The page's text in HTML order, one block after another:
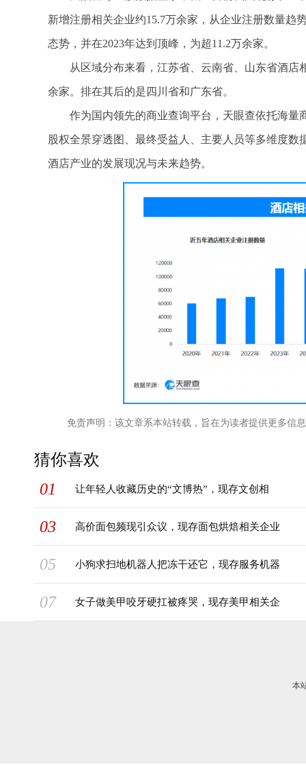
新增注册相关企业约15.7万余家，从企业注册数量趋
态势，并在2023年达到顶峰，为超11.2万余家。
从区域分布来看，江苏省、云南省、山东省酒店
余家。排在其后的是四川省和广东省。
作为国内领先的商业查询平台，天眼查依托海
股权全景穿透图、最终受益人、主要人员等多维度
酒店产业的发展现况与未来趋势。
免责声明：该文章系本站转载，旨在为读者提供更多信
猜你喜欢
01
让年轻人收藏历史的“文博热”，现存文创相
03 高价面包频现引众议，现存面包烘焙相关企业
05 小狗求扫地机器人把冻干还它，现存服务机器
07 女子做美甲咬牙硬扛被疼哭，现存美甲相关企
本